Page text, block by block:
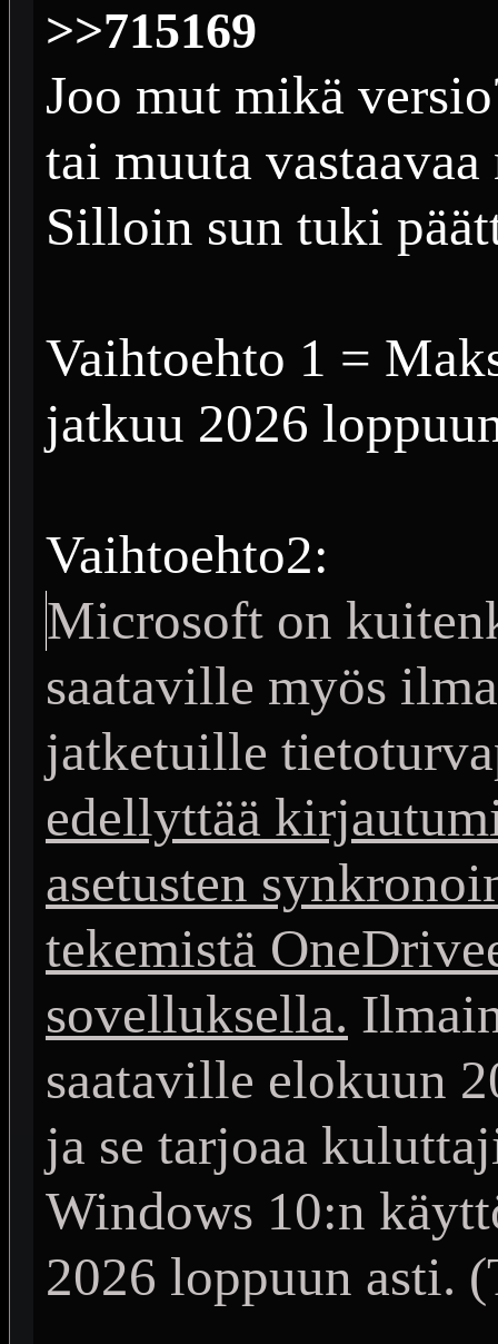
>>715169
Joo mut mikä
tai muuta
Silloin sun tuki
Vaihtoehto 1 =
jatkuu 2026
Vaihtoehto2:
Microsoft on
saataville myös
jatketuille
edellyttää
asetusten
tekemistä
sovelluksella.
saataville elokuun
ja se tarjoaa
Windows 10:n
2026 loppuun asti.